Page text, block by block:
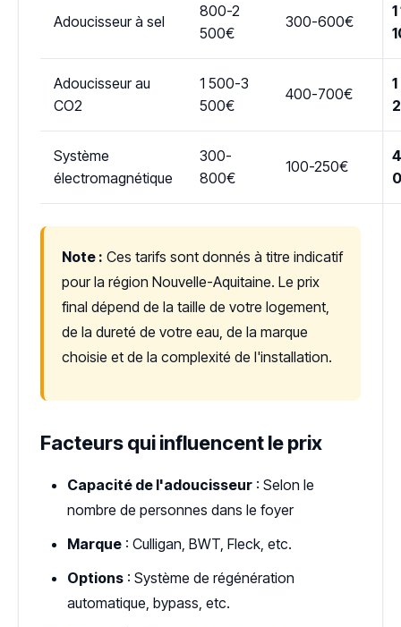
Adoucisseur à sel
800-2
500€
300-600€
Adoucisseur au
CO2
1 500-3
500€
400-700€
Système
électromagnétique
300-
800€
100-250€
Note : Ces tarifs sont donnés à titre indicatif
pour la région Nouvelle-Aquitaine. Le prix
final dépend de la taille de votre logement,
de la dureté de votre eau, de la marque
choisie et de la complexité de l'installation.
Facteurs qui influencent le prix
Capacité de l'adoucisseur : Selon le
nombre de personnes dans le foyer
Marque : Culligan, BWT, Fleck, etc.
Options : Système de régénération
automatique, bypass, etc.